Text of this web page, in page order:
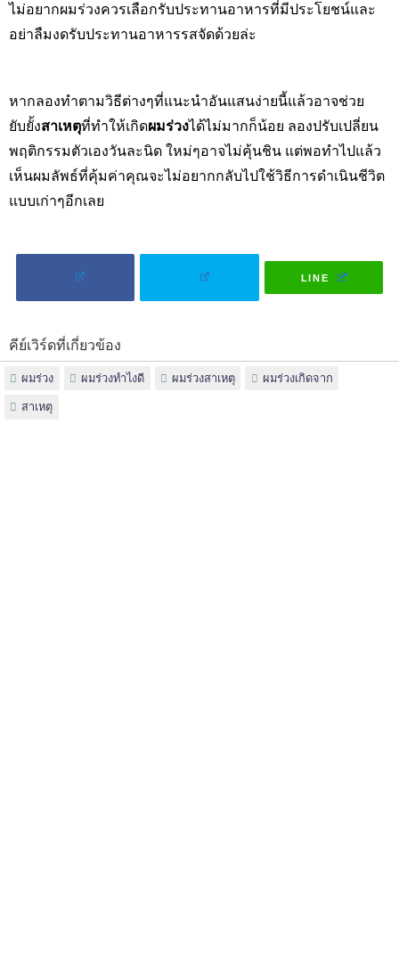
ไม่อยากผมร่วงควรเลือกรับประทานอาหารที่มีประโยชน์และ
อย่าลืมงดรับประทานอาหารรสจัดด้วยล่ะ
หากลองทำตามวิธีต่างๆที่แนะนำอันแสนง่ายนี้แล้วอาจช่วย
ยับยั้งสาเหตุที่ทำให้เกิดผมร่วงได้ไม่มากก็น้อย ลองปรับเปลี่ยน
พฤติกรรมตัวเองวันละนิด ใหม่ๆอาจไม่คุ้นชิน แต่พอทำไปแล้ว
เห็นผมลัพธ์ที่คุ้มค่าคุณจะไม่อยากกลับไปใช้วิธีการดำเนินชีวิต
แบบเก่าๆอีกเลย
LINE
คีย์เวิร์ดที่เกี่ยวข้อง
ผมร่วง ผมร่วงทำไงดี ผมร่วงสาเหตุ ผมร่วงเกิดจาก
สาเหตุ